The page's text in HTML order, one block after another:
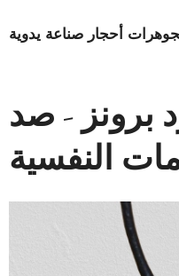
أحجار صناعة يدوية
برونز - صد
النفسية